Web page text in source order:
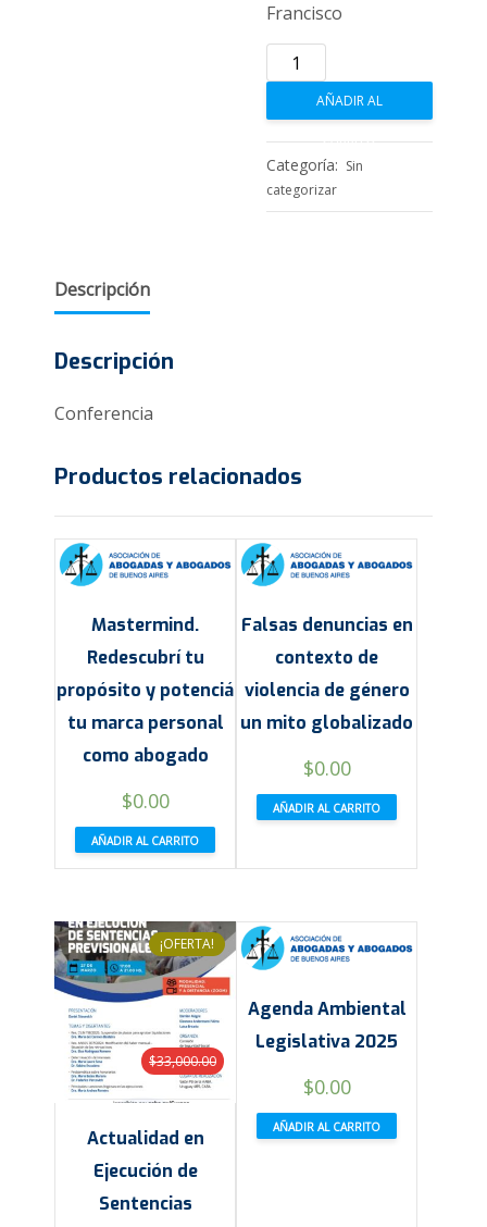
Francisco
dignidad
y
el
derecho.
AÑADIR AL
CARRITO
Categoría: Sin
categorizar
Descripción
Descripción
Conferencia
Productos relacionados
Mastermind.
Redescubrí tu
propósito y potenciá
tu marca personal
como abogado
$0.00
AÑADIR AL CARRITO
Falsas denuncias en
contexto de
violencia de género
un mito globalizado
$0.00
AÑADIR AL CARRITO
¡OFERTA!
Actualidad en
Ejecución de
Sentencias
$33,000.00
Agenda Ambiental
Legislativa 2025
$0.00
AÑADIR AL CARRITO